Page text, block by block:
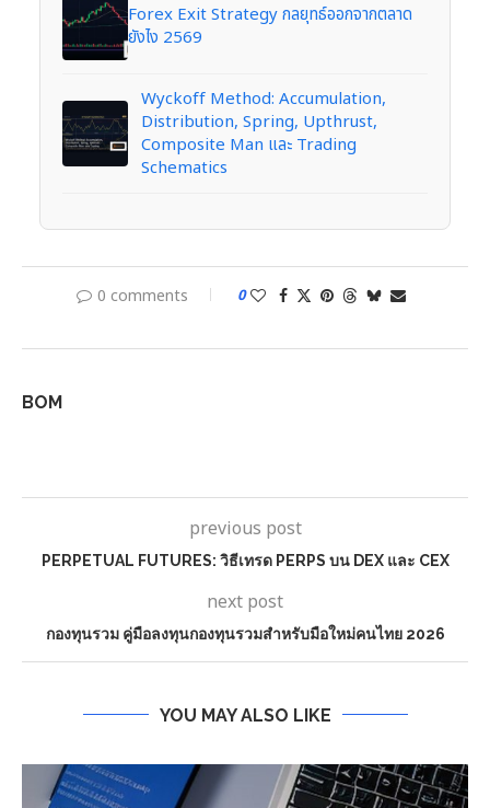
Forex Exit Strategy กลยุทธ์ออกจากตลาด
ยังไง 2569
Wyckoff Method: Accumulation,
Distribution, Spring, Upthrust,
Composite Man และ Trading
Schematics
0 comments 0
BOM
previous post
PERPETUAL FUTURES: วิธีเทรด PERPS บน DEX และ CEX
next post
กองทุนรวม คู่มือลงทุนกองทุนรวมสำหรับมือใหม่คนไทย 2026
YOU MAY ALSO LIKE